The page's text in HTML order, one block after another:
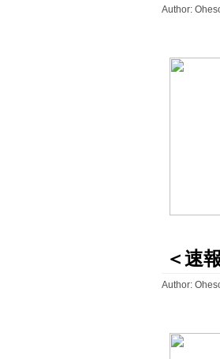
Author:
＜速
Author: